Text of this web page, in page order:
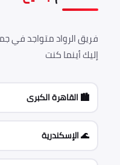
فريق الرواد متواجد في
إليك أينما كنت
🏙️ القاهرة الكبرى
🌊 الإسكندرية